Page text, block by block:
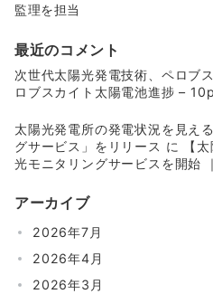
監理を担当
最近のコメント
次世代太陽光発電技術、ペロブ
ロブスカイト太陽電池進捗 –
太陽光発電所の発電状況を見え
グサービス」をリリース に
【
光モニタリングサービスを開始
アーカイブ
2026年7月
2026年4月
2026年3月